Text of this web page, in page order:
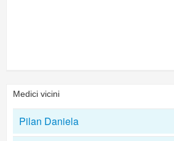
Medici vicini
Pilan Daniela